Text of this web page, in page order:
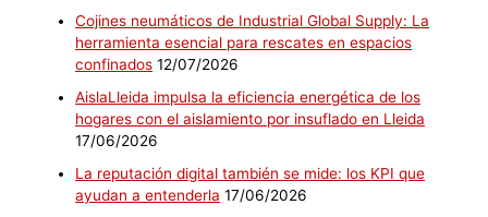
Cojines neumáticos de Industrial Global Supply: La
herramienta esencial para rescates en espacios
confinados 12/07/2026
AislaLleida impulsa la eficiencia energética de los
hogares con el aislamiento por insuflado en Lleida
17/06/2026
La reputación digital también se mide: los KPI que
ayudan a entenderla 17/06/2026